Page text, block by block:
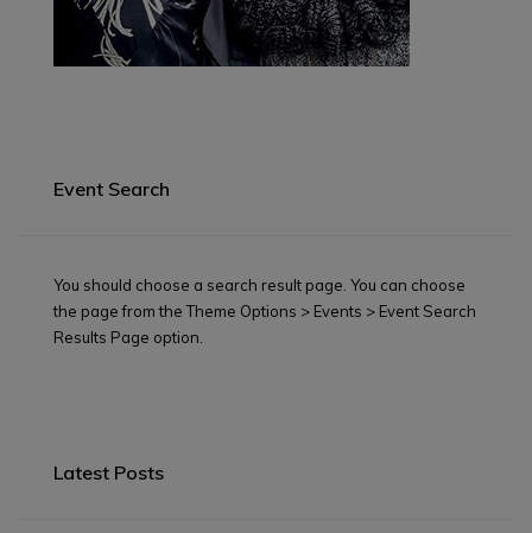
Event Search
You should choose a search result page. You can choose
the page from the Theme Options > Events > Event Search
Results Page option.
Latest Posts